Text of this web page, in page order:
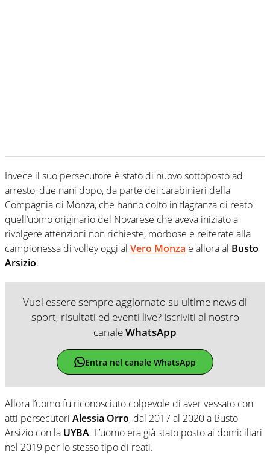
Invece il suo persecutore è stato di nuovo sottoposto ad
arresto, due nani dopo, da parte dei carabinieri della
Compagnia di Monza, che hanno colto in flagranza di reato
quell’uomo originario del Novarese che aveva iniziato a
rivolgere attenzioni non richieste, morbose e reiterate alla
campionessa di volley oggi al Vero Monza e allora al Busto
Arsizio.
Vuoi essere sempre aggiornato su ultime news di
sport, risultati ed eventi live? Iscriviti al nostro
canaleWhatsApp
Entra nel canale WhatsApp
Allora l’uomo fu riconosciuto colpevole di aver vessato con
atti persecutori Alessia Orro, dal 2017 al 2020 a Busto
Arsizio con la UYBA. L’uomo era già stato posto ai domiciliari
nel 2019 per lo stesso tipo di reati.